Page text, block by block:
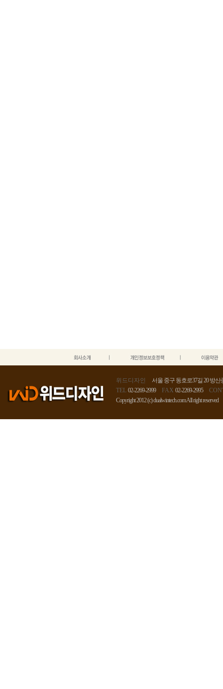
위드디자인
서울 중구 동호로37길 20 방산
TEL 02-2269-2999 FAX 02-2269-2995
Copyright 2012 (c) dualwintech.com All right reserved